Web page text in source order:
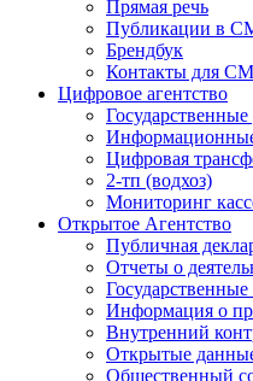
Прямая речь
Публикации в
Брендбук
Контакты для
Цифровое агентство
Государственные
Информационные
Цифровая
2-тп (водхоз)
Мониторинг
Открытое Агентство
Публичная
Отчеты о
Государственные
Информация о
Внутренний
Открытые
Общественный